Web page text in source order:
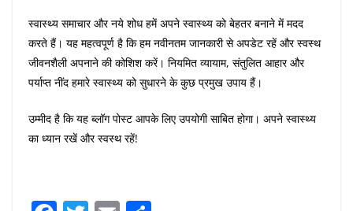
स्वास्थ्य समाचार और नये शोध हमें अपने स्वास्थ्य को बेहतर बनाने में मदद
करते हैं। यह महत्वपूर्ण है कि हम नवीनतम जानकारी से अपडेट रहें और स्वस्थ
जीवनशैली अपनाने की कोशिश करें। नियमित व्यायाम, संतुलित आहार और
पर्याप्त नींद हमारे स्वास्थ्य को सुधारने के कुछ प्रमुख उपाय हैं।
उम्मीद है कि यह ब्लॉग पोस्ट आपके लिए उपयोगी साबित होगा। अपने स्वास्थ्य
का ध्यान रखें और स्वस्थ रहें!